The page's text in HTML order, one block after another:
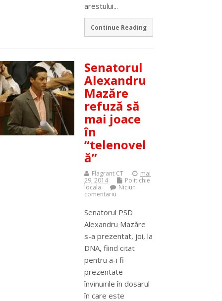
arestului...
Continue Reading
Senatorul
Alexandru
Mazăre
refuză să
mai joace
în
“telenovel
ă”
Flagrant CT
mai
29, 2014
Politichie
locala
Niciun
comentariu
Senatorul PSD
Alexandru Mazăre
s-a prezentat, joi, la
DNA, fiind citat
pentru a-i fi
prezentate
învinuirile în dosarul
în care este